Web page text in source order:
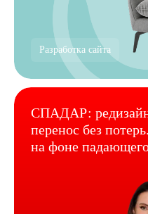
Разработка сайта
СПАДАР:
перенос без
на фоне